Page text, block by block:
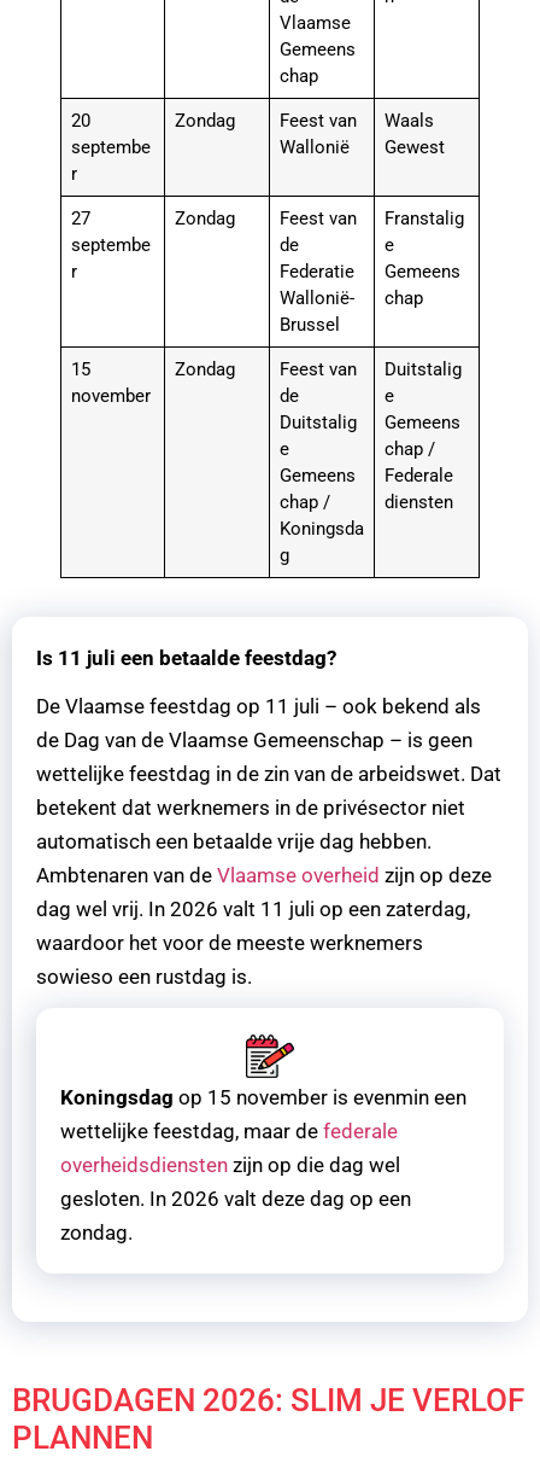
Vlaamse
Gemeens
chap
20
septembe
r
Zondag
Feest van
Wallonië
Waals
Gewest
27
septembe
r
Zondag
Feest van
de
Federatie
Wallonië-
Brussel
Franstalig
e
Gemeens
chap
15
november
Zondag
Feest van
de
Duitstalig
e
Gemeens
chap /
Koningsda
g
Duitstalig
e
Gemeens
chap /
Federale
diensten
Is 11 juli een betaalde feestdag?
De Vlaamse feestdag op 11 juli – ook bekend als
de Dag van de Vlaamse Gemeenschap – is geen
wettelijke feestdag in de zin van de arbeidswet. Dat
betekent dat werknemers in de privésector niet
automatisch een betaalde vrije dag hebben.
Ambtenaren van de Vlaamse overheid zijn op deze
dag wel vrij. In 2026 valt 11 juli op een zaterdag,
waardoor het voor de meeste werknemers
sowieso een rustdag is.
Koningsdag op 15 november is evenmin een
wettelijke feestdag, maar de federale
overheidsdiensten zijn op die dag wel
gesloten. In 2026 valt deze dag op een
zondag.
BRUGDAGEN 2026: SLIM JE VERLOF
PLANNEN